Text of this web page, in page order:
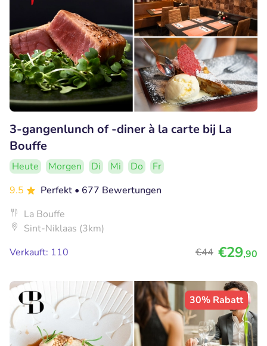
3-gangenlunch of -diner à la carte bij La
Bouffe
Heute Morgen Di Mi Do
Fr
9.5
Perfekt • 677 Bewertungen
La Bouffe
Sint-Niklaas (3km)
Verkauft: 110
€44 €29,90
30% Rabatt